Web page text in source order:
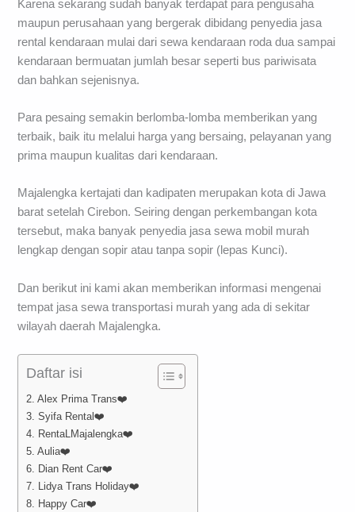
Karena sekarang sudah banyak terdapat para pengusaha
maupun perusahaan yang bergerak dibidang penyedia jasa
rental kendaraan mulai dari sewa kendaraan roda dua sampai
kendaraan bermuatan jumlah besar seperti bus pariwisata
dan bahkan sejenisnya.
Para pesaing semakin berlomba-lomba memberikan yang
terbaik, baik itu melalui harga yang bersaing, pelayanan yang
prima maupun kualitas dari kendaraan.
Majalengka kertajati dan kadipaten merupakan kota di Jawa
barat setelah Cirebon. Seiring dengan perkembangan kota
tersebut, maka banyak penyedia jasa sewa mobil murah
lengkap dengan sopir atau tanpa sopir (lepas Kunci).
Dan berikut ini kami akan memberikan informasi mengenai
tempat jasa sewa transportasi murah yang ada di sekitar
wilayah daerah Majalengka.
Daftar isi
2. Alex Prima Trans❤️
3. Syifa Rental❤️
4. RentaLMajalengka❤️
5. Aulia❤️
6. Dian Rent Car❤️
7. Lidya Trans Holiday❤️
8. Happy Car❤️